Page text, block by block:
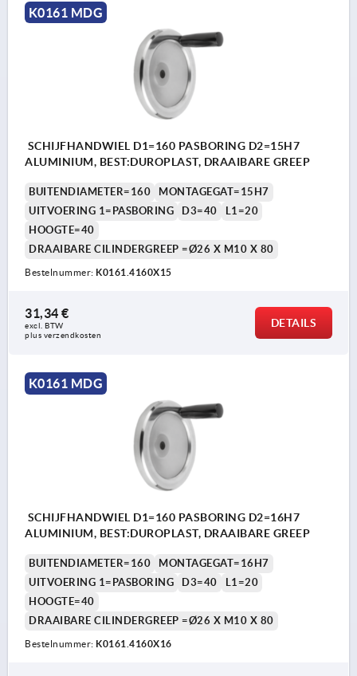
K0161 MDG
SCHIJFHANDWIEL D1=160 PASBORING D2=15H7
ALUMINIUM, BEST:DUROPLAST, DRAAIBARE GREEP
BUITENDIAMETER=160
MONTAGEGAT=15H7
UITVOERING 1=PASBORING
D3=40
L1=20
HOOGTE=40
DRAAIBARE CILINDERGREEP =Ø26 X M10 X 80
Bestelnummer: K0161.4160X15
31,34 €
excl. BTW
plus verzendkosten
DETAILS
K0161 MDG
SCHIJFHANDWIEL D1=160 PASBORING D2=16H7
ALUMINIUM, BEST:DUROPLAST, DRAAIBARE GREEP
BUITENDIAMETER=160
MONTAGEGAT=16H7
UITVOERING 1=PASBORING
D3=40
L1=20
HOOGTE=40
DRAAIBARE CILINDERGREEP =Ø26 X M10 X 80
Bestelnummer: K0161.4160X16